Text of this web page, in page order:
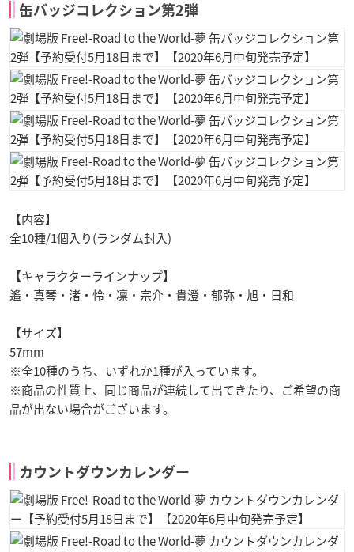
缶バッジコレクション第2弾
【内容】
全10種/1個入り(ランダム封入)
【キャラクターラインナップ】
遙・真琴・渚・怜・凛・宗介・貴澄・郁弥・旭・日和
【サイズ】
57mm
※全10種のうち、いずれか1種が入っています。
※商品の性質上、同じ商品が連続して出てきたり、ご希望の商
品が出ない場合がございます。
カウントダウンカレンダー